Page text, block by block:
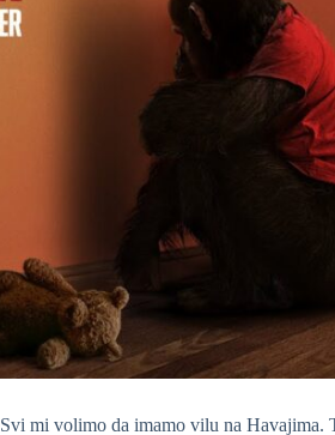
Svi mi volimo da imamo vilu na Havajima.